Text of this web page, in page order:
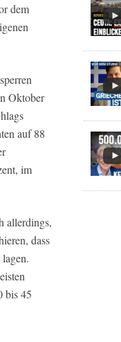
dem
Oktober
auf 88
im
allerdings,
dass
bis 45